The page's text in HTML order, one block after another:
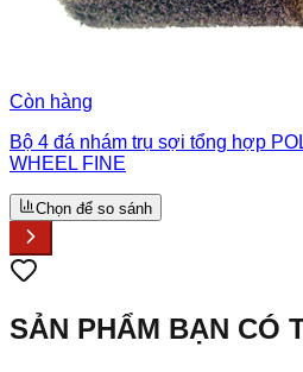
Còn hàng
Bộ 4 đá nhám trụ sợi tổng hợp
WHEEL FINE
Chọn để so sánh
SẢN PHẨM BẠN CÓ